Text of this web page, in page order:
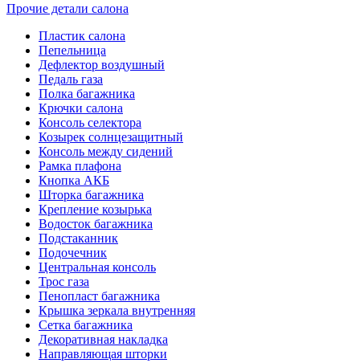
Прочие детали салона
Пластик салона
Пепельница
Дефлектор воздушный
Педаль газа
Полка багажника
Крючки салона
Консоль селектора
Козырек солнцезащитный
Консоль между сидений
Рамка плафона
Кнопка АКБ
Шторка багажника
Крепление козырька
Водосток багажника
Подстаканник
Подочечник
Центральная консоль
Трос газа
Пенопласт багажника
Крышка зеркала внутренняя
Сетка багажника
Декоративная накладка
Направляющая шторки